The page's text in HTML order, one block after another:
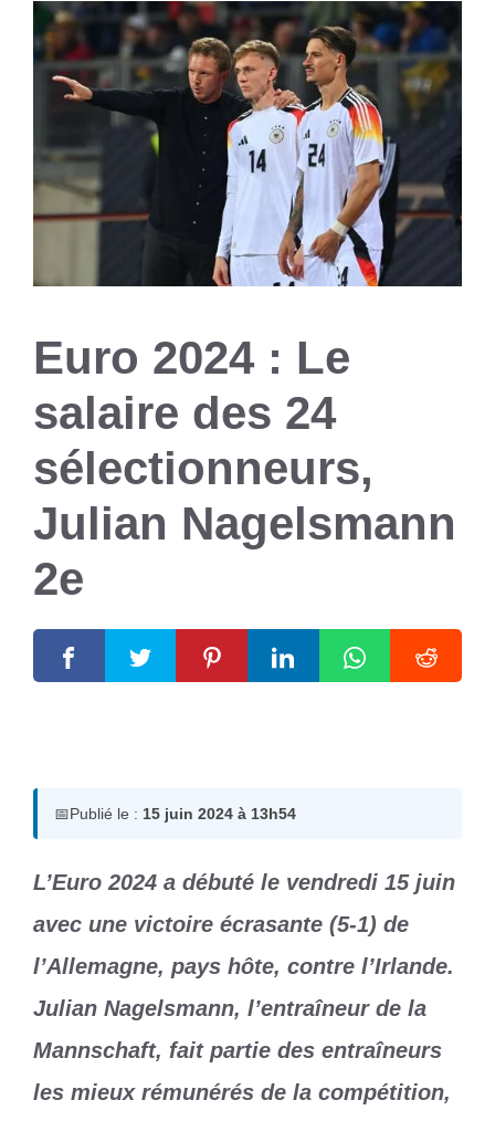
Euro 2024 : Le
salaire des 24
sélectionneurs,
Julian Nagelsmann
2e
📅Publié le : 15 juin 2024 à 13h54
L’Euro 2024 a débuté le vendredi 15 juin
avec une victoire écrasante (5-1) de
l’Allemagne, pays hôte, contre l’Irlande.
Julian Nagelsmann, l’entraîneur de la
Mannschaft, fait partie des entraîneurs
les mieux rémunérés de la compétition,